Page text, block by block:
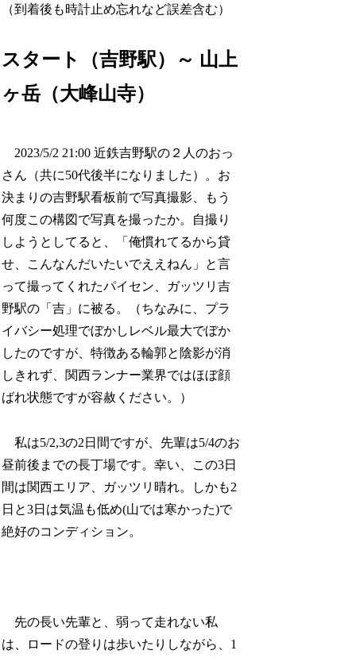
（到着後も時計止め忘れなど誤差含む）
スタート（吉野駅）～ 山上
ヶ岳（大峰山寺）
2023/5/2 21:00 近鉄吉野駅の２人のおっ
さん（共に50代後半になりました）。お
決まりの吉野駅看板前で写真撮影、もう
何度この構図で写真を撮ったか。自撮り
しようとしてると、「俺慣れてるから貸
せ、こんなんだいたいでええねん」と言
って撮ってくれたパイセン、ガッツリ吉
野駅の「吉」に被る。（ちなみに、プラ
イバシー処理でぼかしレベル最大でぼか
したのですが、特徴ある輪郭と陰影が消
しきれず、関西ランナー業界ではほぼ顔
ばれ状態ですが容赦ください。）
私は5/2,3の2日間ですが、先輩は5/4のお
昼前後までの長丁場です。幸い、この3日
間は関西エリア、ガッツリ晴れ。しかも2
日と3日は気温も低め(山では寒かった)で
絶好のコンディション。
先の長い先輩と、弱って走れない私
は、ロードの登りは歩いたりしながら、1